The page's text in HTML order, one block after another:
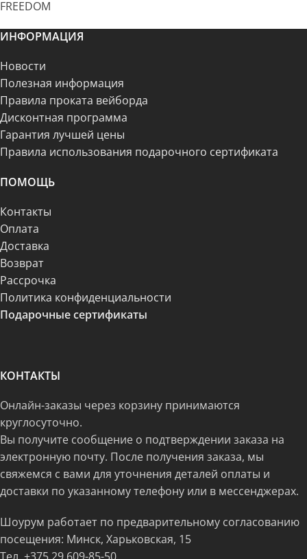
FREEDOM
ИНФОРМАЦИЯ
Новости
Полезная информация
Правила проката вейборда
Дисконтная программа
Гарантия лучшей цены
Правила использования подарочного сертификата
ПОМОЩЬ
Контакты
Оплата
Доставка
Возврат
Рассрочка
Политика конфиденциальности
Подарочные сертификаты
КОНТАКТЫ
Онлайн-заказы через корзину принимаются
круглосуточно.
Вы получите сообщение о подтверждении заказа на
электронную почту. После получения заказа, мы
свяжемся с вами для уточнения деталей оплаты и
доставки по указанному телефону или в мессенджерах.
Шоурум работает по предварительному согласованию
посещения: Минск, Харьковская, 15